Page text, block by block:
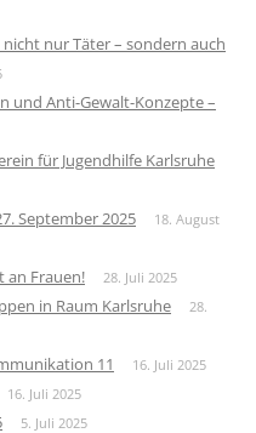
nur Täter – sondern auch
und Anti-Gewalt-Konzepte –
für Jugendhilfe Karlsruhe
September 2025
18. August
an Frauen! 28. Juli 2025
in Raum Karlsruhe
28.
11 16. Juli 2025
16. Juli 2025
5. Juli 2025